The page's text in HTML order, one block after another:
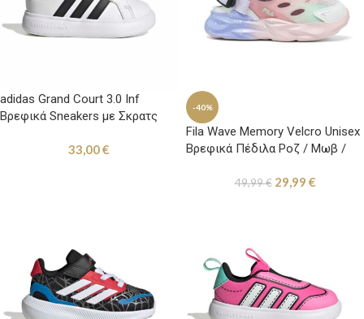
adidas Grand Court 3.0 Inf
Βρεφικά Sneakers με Σκρατς
33,00€
-40%
Fila Wave Memory Velcro Unisex
Βρεφικά Πέδιλα Ροζ / Μωβ /
49,99€ 29,99 €